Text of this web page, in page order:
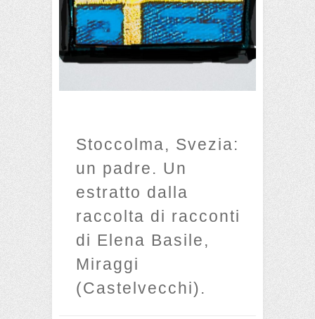
Stoccolma, Svezia:
un padre. Un
estratto dalla
raccolta di racconti
di Elena Basile,
Miraggi
(Castelvecchi).